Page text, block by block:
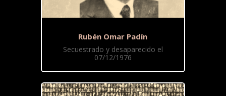
Rubén Omar Padín
Secuestrado y desaparecido el
07/12/1976